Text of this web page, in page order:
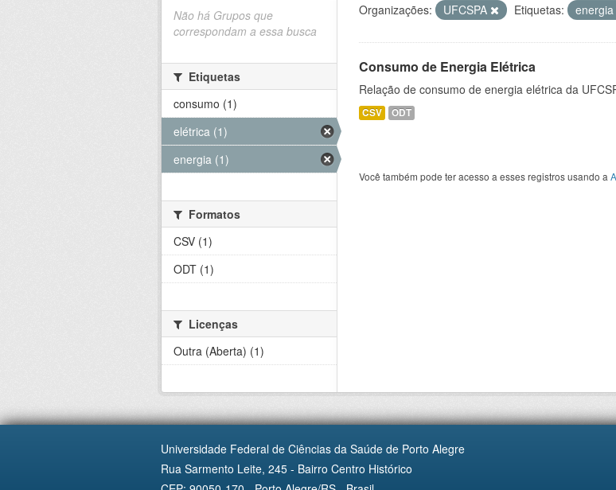
Organizações: UFCSPA Etiquetas: energia
Consumo de Energia Elétrica
Relação de consumo de energia elétrica da
CSV ODT
Você também pode ter acesso a esses registros usando a
Não há Grupos que
correspondam a essa busca
Etiquetas
consumo (1)
elétrica (1)
energia (1)
Formatos
CSV (1)
ODT (1)
Licenças
Outra (Aberta) (1)
Universidade Federal de Ciências da Saúde de Porto Alegre
Rua Sarmento Leite, 245 - Bairro Centro Histórico